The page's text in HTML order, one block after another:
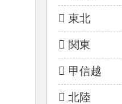
東北
関東
甲信越
北陸